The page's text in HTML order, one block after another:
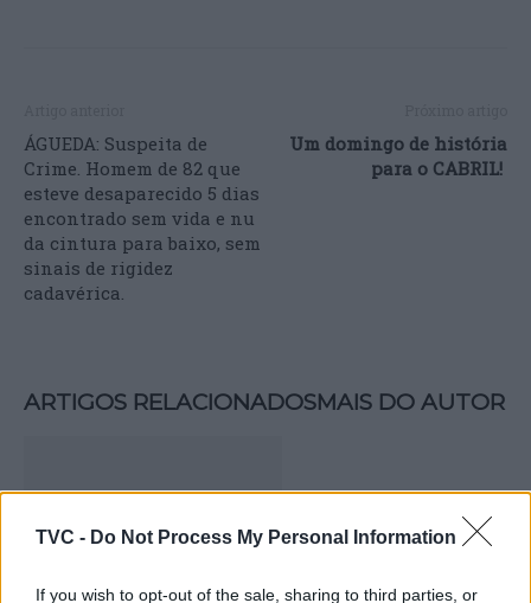
TVC - Do Not Process My Personal Information
If you wish to opt-out of the sale, sharing to third parties, or
ÁGUEDA: Suspeita de
Crime. Homem de 82 que
esteve desaparecido 5 dias
encontrado sem vida e nu
da cintura para baixo, sem
sinais de rigidez
cadavérica.
Um domingo de história
para o CABRIL!
ARTIGOS RELACIONADOSMAIS DO AUTOR